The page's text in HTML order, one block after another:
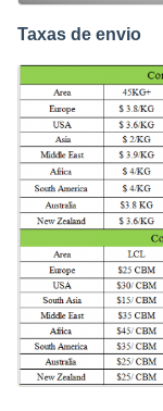
Taxas de envio